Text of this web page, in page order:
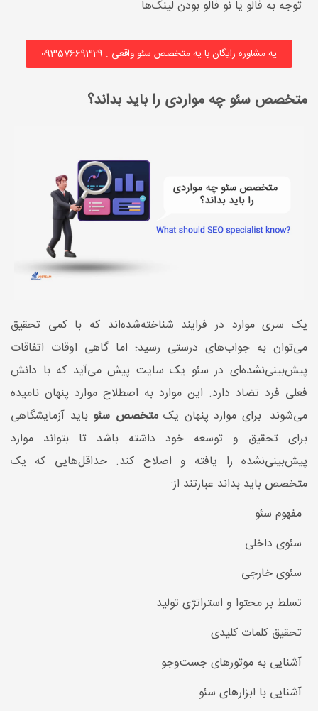
توجه به فالو یا نو فالو بودن لینک‌ها
یه مشاوره رایگان با یه متخصص سئو واقعی : 09357669329
متخصص سئو چه مواردی را باید بداند؟
یک سری موارد در فرایند شناخته‌شده‌اند که با کمی تحقیق
می‌توان به جواب‌های درستی رسید؛ اما گاهی اوقات اتفاقات
پیش‌بینی‌نشده‌ای در سئو یک سایت پیش می‌آید که با دانش
فعلی فرد تضاد دارد. این موارد به اصطلاح موارد پنهان نامیده
می‌شوند. برای موارد پنهان یکمتخصص سئو باید آزمایشگاهی
برای تحقیق و توسعه خود داشته باشد تا بتواند موارد
پیش‌بینی‌نشده را یافته و اصلاح کند. حداقل‌هایی که یک
متخصص باید بداند عبارتند از:
مفهوم سئو
سئوی داخلی
سئوی خارجی
تسلط بر محتوا و استراتژی تولید
تحقیق کلمات کلیدی
آشنایی به موتورهای جست‌وجو
آشنایی با ابزارهای سئو